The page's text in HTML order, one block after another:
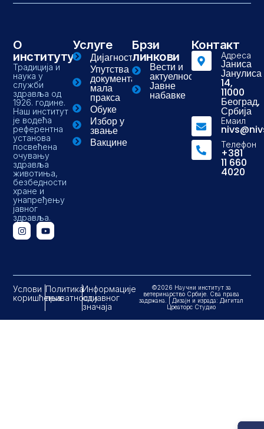
О
институту
Традиција и
наука у
служби
здравља од
1926. године.
Наш институт
је водећа
референтна
установа
посвећена
очувању
здравља
животиња,
безбедности
хране и
унапређењу
јавног
здравља.
Услуге
Дијагностика
Упутства и
документа-
мала
пракса
Обуке
Избор у
звање
Вакцине
Брзи
линкови
Вести и
актуелности
Јавне
набавке
Контакт
Адреса
Јаниса
Јанулиса
14,
11000
Београд,
Србија
Емаил
Телефон
+381
11 660
4020
Услови
коришћења
Политика
приватности
Информације
од јавног
значаја
©2026 Научни институт за
ветеринарство Србије. Сва права
задржана. | Дизајн и израда: Дигитал
Цреаторс Студио